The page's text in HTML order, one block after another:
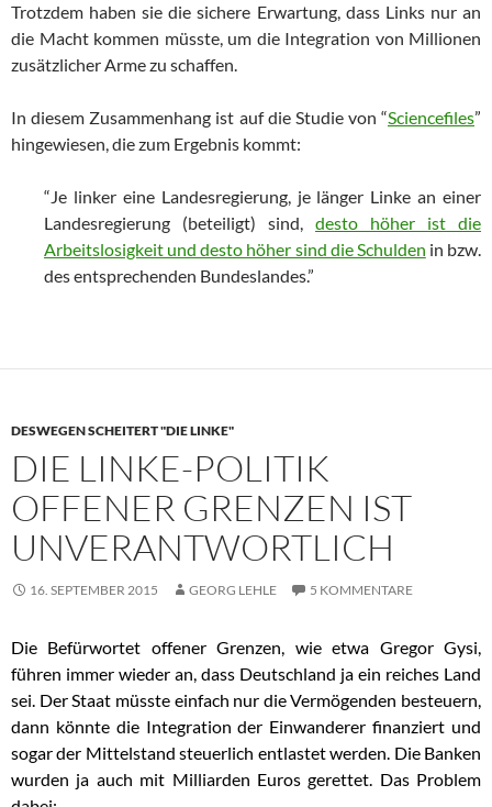
Trotzdem haben sie die sichere Erwartung, dass Links nur an
die Macht kommen müsste, um die Integration von Millionen
zusätzlicher Arme zu schaffen.
In diesem Zusammenhang ist auf die Studie von “Sciencefiles”
hingewiesen, die zum Ergebnis kommt:
“Je linker eine Landesregierung, je länger Linke an einer
Landesregierung (beteiligt) sind, desto höher ist die
Arbeitslosigkeit und desto höher sind die Schulden in bzw.
des entsprechenden Bundeslandes.”
DESWEGEN SCHEITERT "DIE LINKE"
DIE LINKE-POLITIK
OFFENER GRENZEN IST
UNVERANTWORTLICH
16. SEPTEMBER 2015 GEORG LEHLE 5 KOMMENTARE
Die Befürwortet offener Grenzen, wie etwa Gregor Gysi,
führen immer wieder an, dass Deutschland ja ein reiches Land
sei. Der Staat müsste einfach nur die Vermögenden besteuern,
dann könnte die Integration der Einwanderer finanziert und
sogar der Mittelstand steuerlich entlastet werden. Die Banken
wurden ja auch mit Milliarden Euros gerettet. Das Problem